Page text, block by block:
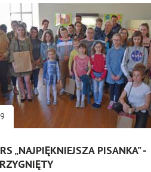
„NAJPIĘKNIEJSZA PISANKA” -